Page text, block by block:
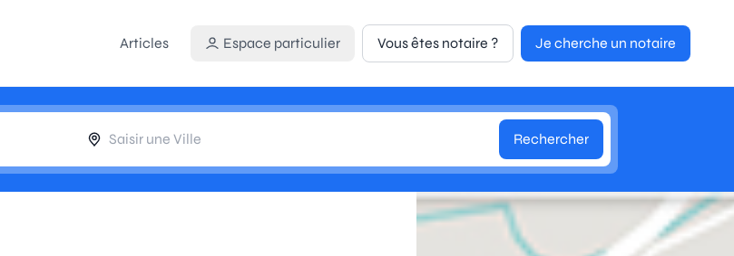
Articles
Espace particulier Vous êtes notaire ? Je cherche un notaire
Rechercher